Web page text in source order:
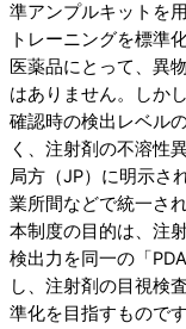
準アンプルキットを
トレーニングを標準
医薬品にとって、異
はありません。しか
確認時の検出レベル
く、注射剤の不溶性
局方（JP）に明示さ
業所間などで統一さ
本制度の目的は、注
検出力を同一の「
し、注射剤の目視検
準化を目指すもので